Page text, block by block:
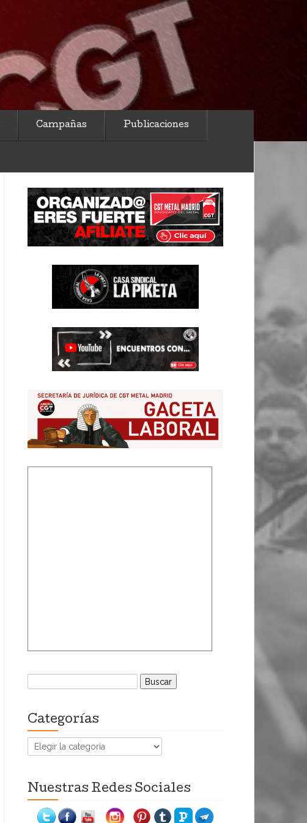
Campañas Publicaciones
Buscar:
Categorías
Categorías
Nuestras Redes Sociales